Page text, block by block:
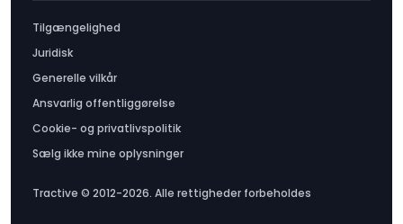
Tilgængelighed
Juridisk
Generelle vilkår
Ansvarlig offentliggørelse
Cookie- og privatlivspolitik
Sælg ikke mine oplysninger
Tractive © 2012-2026. Alle rettigheder forbeholdes